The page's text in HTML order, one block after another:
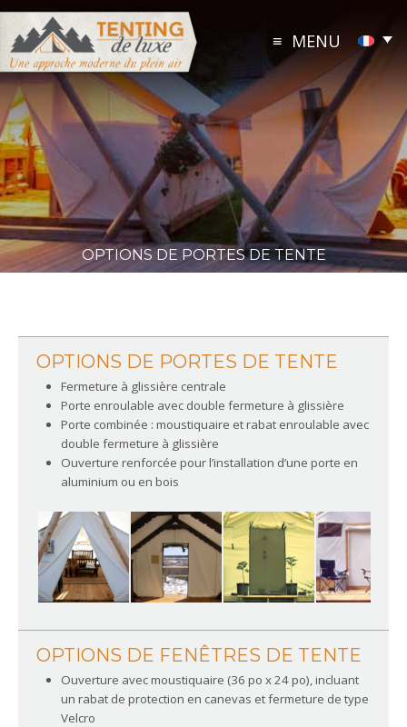
Skip
content
MENU
OPTIONS DE PORTES DE TENTE
OPTIONS DE PORTES DE TENTE
Fermeture à glissière centrale
Porte enroulable avec double fermeture à glissière
Porte combinée : moustiquaire et rabat enroulable avec
double fermeture à glissière
Ouverture renforcée pour l’installation d’une porte en
aluminium ou en bois
OPTIONS DE FENÊTRES DE TENTE
Ouverture avec moustiquaire (36 po x 24 po), incluant
un rabat de protection en canevas et fermeture de type
Velcro